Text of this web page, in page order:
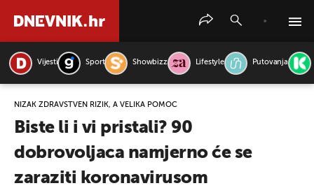
Vijesti Sport Showbizz Lifestyle Putovanja
NIZAK ZDRAVSTVEN RIZIK, A VELIKA POMOĆ
Biste li i vi pristali? 90
dobrovoljaca namjerno će se
zaraziti koronavirusom
PRETRAŽITE VIJESTI